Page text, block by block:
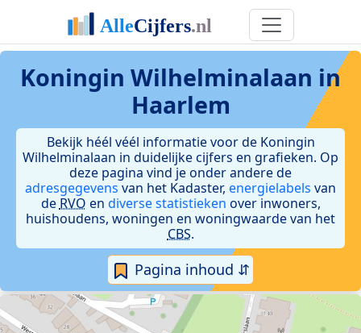
Koningin Wilhelminalaan in
Haarlem
Bekijk héél véél informatie voor de Koningin
Wilhelminalaan in duidelijke cijfers en grafieken. Op
deze pagina vind je onder andere de
adresgegevens van het Kadaster, energielabels van
de RVO en diverse statistieken over inwoners,
huishoudens, woningen en woningwaarde van het
CBS.
Pagina inhoud ⇵